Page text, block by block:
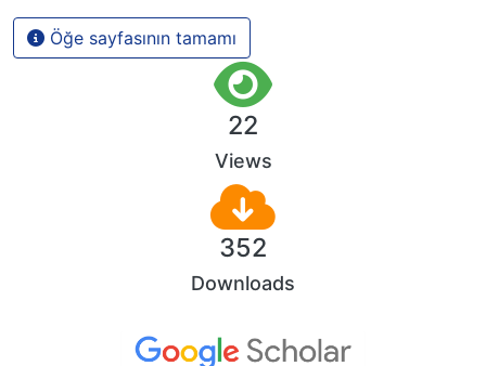
Öğe sayfasının tamamı
22
Views
352
Downloads